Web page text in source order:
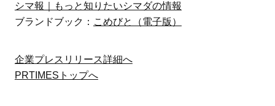
シマ報｜もっと知りたいシマダの情報
ブランドブック： こめびと（電子版）
企業プレスリリース詳細へ
PRTIMESトップへ